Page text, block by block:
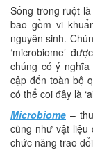
Sống trong ruột
bao gồm vi
nguyên sinh.
‘microbiome’
chúng có ý
cập đến toàn bộ
có thể coi đây là
Microbiome –
cũng như vật liệu
chức năng trao